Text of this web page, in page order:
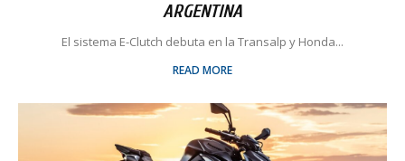
ARGENTINA
El sistema E-Clutch debuta en la Transalp y Honda...
READ MORE